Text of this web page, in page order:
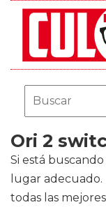
Ori 2
Si está buscando
lugar
todas las